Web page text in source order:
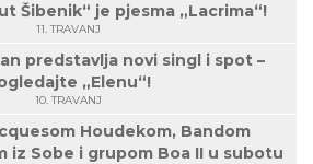
Šibenik“ je pjesma „Lacrima“!
11. TRAVANJ
predstavlja novi singl i spot –
„Elenu“!
10. TRAVANJ
Houdekom, Bandom
iz Sobe i grupom Boa II u subotu